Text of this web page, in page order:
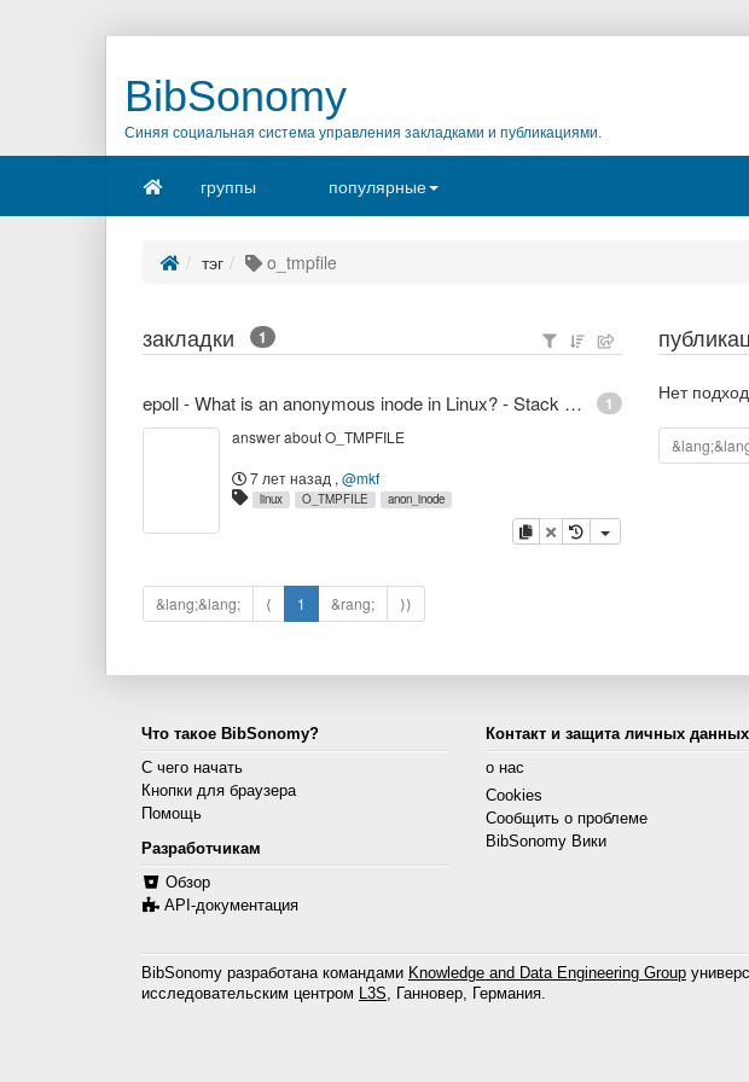
BibSonomy
Синяя социальная система управления закладками и публикациями.
группы популярные
тэг o_tmpfile
закладки 1
1
epoll - What is an anonymous inode in Linux? - Stack Overflow
answer about O_TMPFILE
7 лет назад , @mkf
linux O_TMPFILE anon_inode
копировать
удалить
&lang;&lang; ⟨ 1 &rang; ⟩⟩
Нет
Что такое BibSonomy?
С чего начать
Кнопки для браузера
Помощь
Разработчикам
Обзор
API-документация
Контакт и защита личных данных
о нас
Cookies
Сообщить о проблеме
BibSonomy Вики
BibSonomy разработана командами Knowledge and Data Engineering Group
исследовательским центром L3S, Ганновер, Германия.